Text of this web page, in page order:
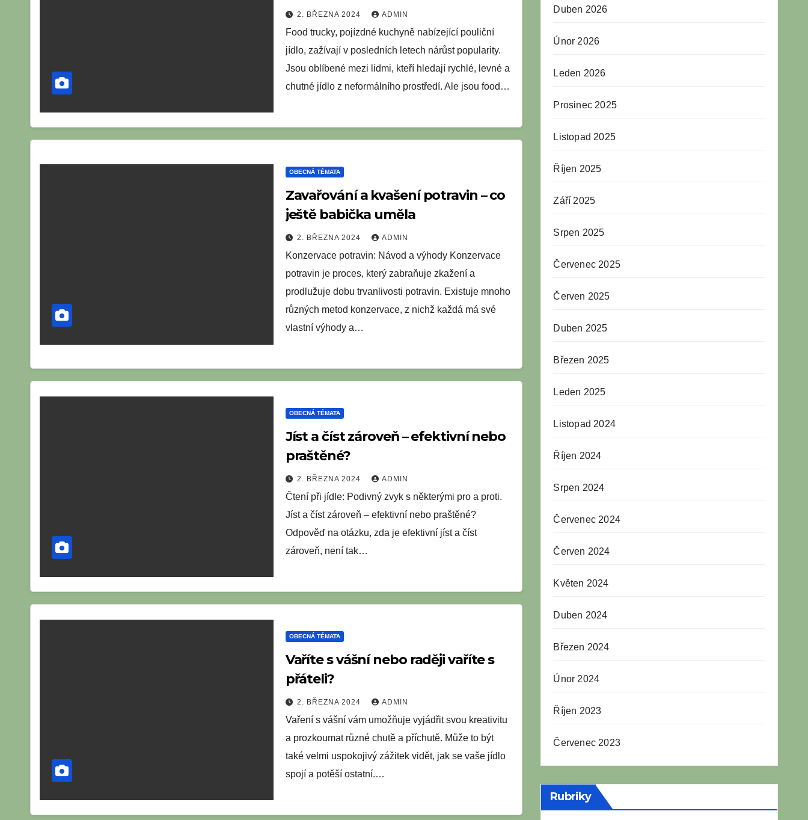
2. BŘEZNA 2024 ADMIN
Food trucky, pojízdné kuchyně nabízející pouliční
jídlo, zažívají v posledních letech nárůst popularity.
Jsou oblíbené mezi lidmi, kteří hledají rychlé, levné a
chutné jídlo z neformálního prostředí. Ale jsou food…
OBECNÁ TÉMATA
Zavařování a kvašení potravin – co
ještě babička uměla
2. BŘEZNA 2024 ADMIN
Konzervace potravin: Návod a výhody Konzervace
potravin je proces, který zabraňuje zkažení a
prodlužuje dobu trvanlivosti potravin. Existuje mnoho
různých metod konzervace, z nichž každá má své
vlastní výhody a…
OBECNÁ TÉMATA
Jíst a číst zároveň – efektivní nebo
praštěné?
2. BŘEZNA 2024 ADMIN
Čtení při jídle: Podivný zvyk s některými pro a proti.
Jíst a číst zároveň – efektivní nebo praštěné?
Odpověď na otázku, zda je efektivní jíst a číst
zároveň, není tak…
OBECNÁ TÉMATA
Vaříte s vášní nebo raději vaříte s
přáteli?
2. BŘEZNA 2024 ADMIN
Vaření s vášní vám umožňuje vyjádřit svou kreativitu
a prozkoumat různé chutě a příchutě. Může to být
také velmi uspokojivý zážitek vidět, jak se vaše jídlo
spojí a potěší ostatní.…
Duben 2026
Únor 2026
Leden 2026
Prosinec 2025
Listopad 2025
Říjen 2025
Září 2025
Srpen 2025
Červenec 2025
Červen 2025
Duben 2025
Březen 2025
Leden 2025
Listopad 2024
Říjen 2024
Srpen 2024
Červenec 2024
Červen 2024
Květen 2024
Duben 2024
Březen 2024
Únor 2024
Říjen 2023
Červenec 2023
Rubriky